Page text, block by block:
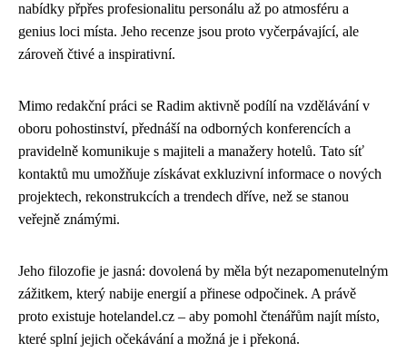
nabídky přpřes profesionalitu personálu až po atmosféru a
genius loci místa. Jeho recenze jsou proto vyčerpávající, ale
zároveň čtivé a inspirativní.
Mimo redakční práci se Radim aktivně podílí na vzdělávání v
oboru pohostinství, přednáší na odborných konferencích a
pravidelně komunikuje s majiteli a manažery hotelů. Tato síť
kontaktů mu umožňuje získávat exkluzivní informace o nových
projektech, rekonstrukcích a trendech dříve, než se stanou
veřejně známými.
Jeho filozofie je jasná: dovolená by měla být nezapomenutelným
zážitkem, který nabije energií a přinese odpočinek. A právě
proto existuje hotelandel.cz – aby pomohl čtenářům najít místo,
které splní jejich očekávání a možná je i překoná.